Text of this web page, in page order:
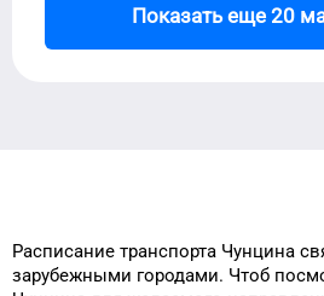
Показать еще 20
Расписание транспорта Чунцина
зарубежными городами. Чтоб